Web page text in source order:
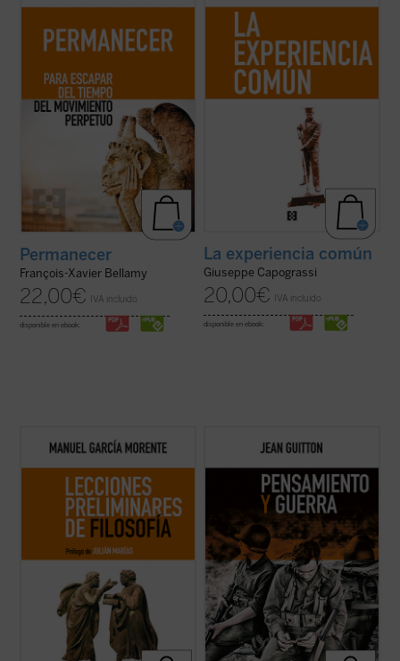
hasta aquí, el autor nos anima a
detenernos, a disfrutar ... (ver ficha)
Permanecer
François-Xavier Bellamy
22,00€ IVA incluido
disponible en ebook:
italiano indaga en las razones por las que
«la experiencia común y la riqueza que hay
en la acción, en la vida ...
La experiencia común
Giuseppe Capograssi
20,00€ IVA incluido
disponible en ebook:
Los lectores y estudiosos de estas
lecciones cuentan con un recorrido que los
humanidad ha llegado hasta aquí. Nacidas
de un curso impartido por el autor en 1937
en la universidad argentina de ...(ver ficha)
A lo largo de estos textos, reeditados
recientemente con la colaboración de los
Francia, Guitton evidencia la estrecha
vinculación entre el pensamiento
estratégico y la filosofía, pues «detrás de